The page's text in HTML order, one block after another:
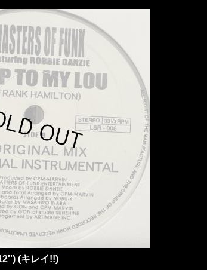
(キレイ!!)